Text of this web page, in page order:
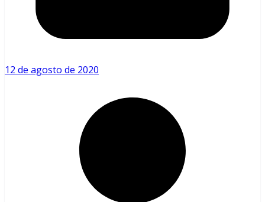
12 de agosto de 2020